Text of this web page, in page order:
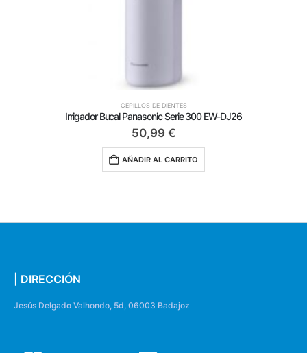
CEPILLOS DE DIENTES
Irrigador Bucal Panasonic Serie 300 EW-DJ26
50,99 €
AÑADIR AL CARRITO
| DIRECCIÓN
Jesús Delgado Valhondo, 5d, 06003 Badajoz